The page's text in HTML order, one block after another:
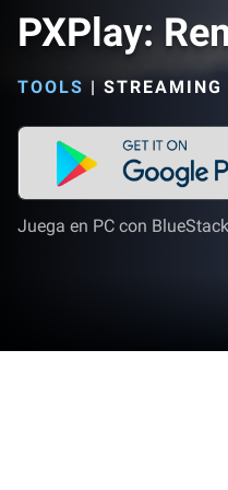
PXPlay:
TOOLS | STREAMING
Juega en PC con